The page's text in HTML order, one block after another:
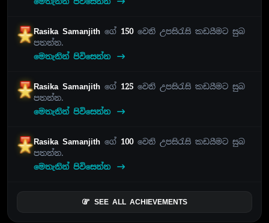
Rasika Samanjithගේ 150වෙනි උපසිරැසි කඩයීමට සුබ
පතන්න.
මෙතැනින් පිවිසෙන්න
Rasika Samanjithගේ 125 වෙනි උපසිරැසි කඩයීමට සුබ
පතන්න.
මෙතැනින් පිවිසෙන්න
Rasika Samanjithගේ 100වෙනි උපසිරැසි කඩයීමට සුබ
පතන්න.
මෙතැනින් පිවිසෙන්න
SEE ALL ACHIEVEMENTS